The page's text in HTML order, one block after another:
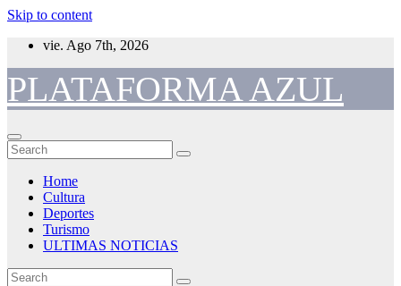
Skip to content
vie. Ago 7th, 2026
PLATAFORMA AZUL
Home
Cultura
Deportes
Turismo
ULTIMAS NOTICIAS